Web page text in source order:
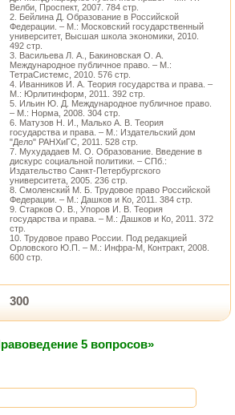
Велби, Проспект, 2007. 784 стр.
2. Бейлина Д. Образование в Российской
Федерации. – М.: Московский государственный
университет, Высшая школа экономики, 2010.
492 стр.
3. Васильева Л. А., Бакиновская О. А.
Международное публичное право. – М.:
ТетраСистемс, 2010. 576 стр.
4. Иванников И. А. Теория государства и права. –
М.: Юрлитинформ, 2011. 392 стр.
5. Ильин Ю. Д. Международное публичное право.
– М.: Норма, 2008. 304 стр.
6. Матузов Н. И., Малько А. В. Теория
государства и права. – М.: Издательский дом
"Дело" РАНХиГС, 2011. 528 стр.
7. Мухудадаев М. О. Образование. Введение в
дискурс социальной политики. – СПб.:
Издательство Санкт-Петербургского
университета, 2005. 236 стр.
8. Смоленский М. Б. Трудовое право Российской
Федерации. – М.: Дашков и Ко, 2011. 384 стр.
9. Старков О. В., Упоров И. В. Теория
государства и права. – М.: Дашков и Ко, 2011. 372
стр.
10. Трудовое право России. Под редакцией
Орловского Ю.П. – М.: Инфра-М, Контракт, 2008.
600 стр.
300
5 вопросов»